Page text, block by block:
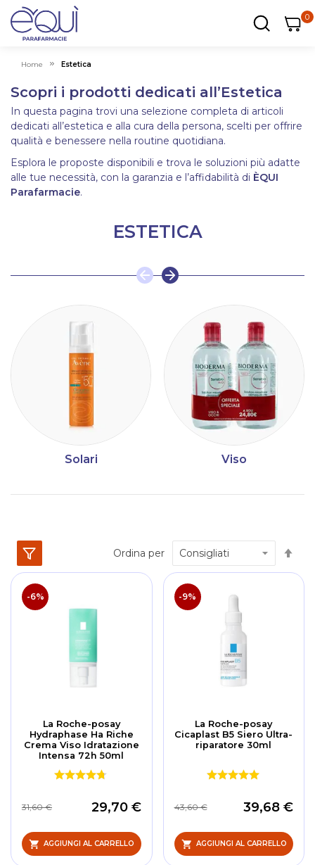
00
Home Estetica
Scopri i prodotti dedicati all’Estetica
In questa pagina trovi una selezione completa di articoli
dedicati all’estetica e alla cura della persona, scelti per offrire
qualità e benessere nella routine quotidiana.
Esplora le proposte disponibili e trova le soluzioni più adatte
alle tue necessità, con la garanzia e l’affidabilità di ÈQUI
Parafarmacie.
ESTETICA
Solari Viso
Ordina per
-6%
La Roche-posay
Hydraphase Ha Riche
Crema Viso Idratazione
Intensa 72h 50ml
29,70 €
31,60 €
AGGIUNGI AL CARRELLO
-9%
La Roche-posay
Cicaplast B5 Siero Ultra-
riparatore 30ml
39,68 €
43,60 €
AGGIUNGI AL CARRELLO